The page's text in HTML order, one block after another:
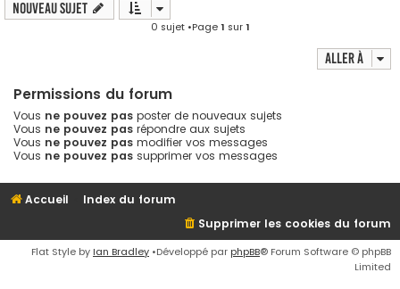
Nouveau sujet
0 sujet •Page1 sur1
Aller à
Permissions du forum
Vous ne pouvez pas poster de nouveaux sujets
Vous ne pouvez pas répondre aux sujets
Vous ne pouvez pas modifier vos messages
Vous ne pouvez pas supprimer vos messages
Accueil
Index du forum
Supprimer les cookies du forum
Flat Style by Ian Bradley •Développé par phpBB® Forum Software © phpBB
Limited